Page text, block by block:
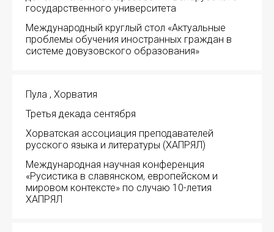
государственного университета
Международный круглый стол «Актуальные
проблемы обучения иностранных граждан в
системе довузовского образования»
Пула , Хорватия
Третья декада сентября
Хорватская ассоциация преподавателей
русского языка и литературы (ХАПРЯЛ)
Международная научная конференция
«Русистика в славянском, европейском и
мировом контексте» по случаю 10-летия
ХАПРЯЛ